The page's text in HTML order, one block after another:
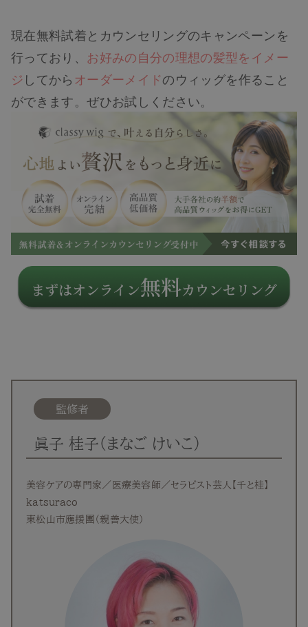
現在無料試着とカウンセリングのキャンペーンを
行っており、 お好みの自分の理想の髪型をイメー
ジしてから オーダーメイドのウィッグを作ること
ができます。ぜひお試しください。
監修者
眞子 桂子（まなご けいこ）
美容ケアの専門家／医療美容師／セラピスト芸人【千と桂】
katsuraco
東松山市應援團（親善大使）